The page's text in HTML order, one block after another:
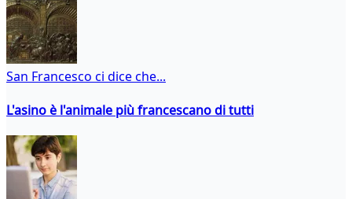
San Francesco ci dice che...
L'asino è l'animale più francescano di tutti